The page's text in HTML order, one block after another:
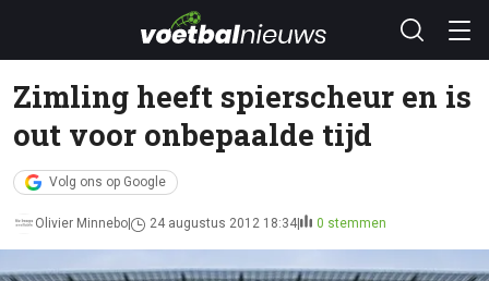
Zimling heeft spierscheur en is
out voor onbepaalde tijd
Volg ons op Google
Olivier Minnebo 24 augustus 2012 18:34 0 stemmen